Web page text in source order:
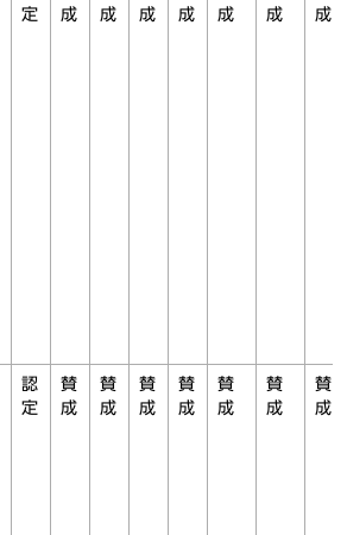
定
成
成
成
成
成
成
成
認
定
賛
成
賛
成
賛
成
賛
成
賛
成
賛
成
賛
成